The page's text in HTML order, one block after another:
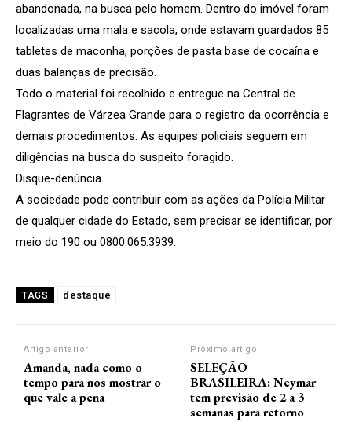
abandonada, na busca pelo homem. Dentro do imóvel foram
localizadas uma mala e sacola, onde estavam guardados 85
tabletes de maconha, porções de pasta base de cocaína e
duas balanças de precisão.
Todo o material foi recolhido e entregue na Central de
Flagrantes de Várzea Grande para o registro da ocorrência e
demais procedimentos. As equipes policiais seguem em
diligências na busca do suspeito foragido.
Disque-denúncia
A sociedade pode contribuir com as ações da Polícia Militar
de qualquer cidade do Estado, sem precisar se identificar, por
meio do 190 ou 0800.065.3939.
TAGS destaque
Artigo anterior
Amanda, nada como o
tempo para nos mostrar o
que vale a pena
Próximo artigo
SELEÇÃO
BRASILEIRA: Neymar
tem previsão de 2 a 3
semanas para retorno